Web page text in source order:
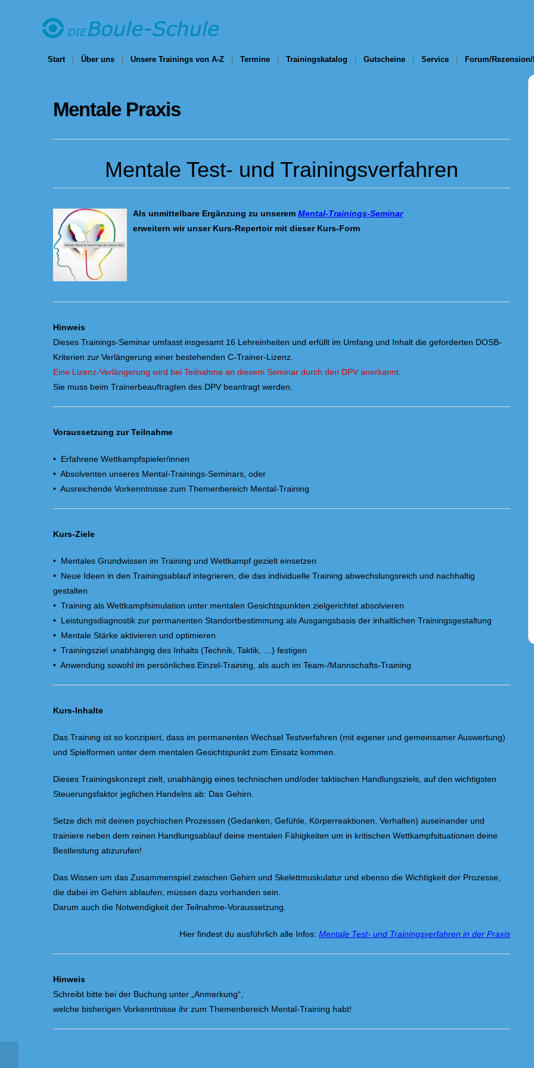
Start Über uns Unsere Trainings von A-Z Termine Trainingskatalog Gutscheine Service Forum/
Mentale Praxis
Mentale Test- und Trainingsverfahren
Als unmittelbare Ergänzung zu unserem Mental-Trainings-Seminar
erweitern wir unser Kurs-Repertoir mit dieser Kurs-Form
Hinweis
Dieses Trainings-Seminar umfasst insgesamt 16 Lehreinheiten und erfüllt im Umfang und Inhalt die geforderten DOSB-
Kriterien zur Verlängerung einer bestehenden C-Trainer-Lizenz.
Eine Lizenz-Verlängerung wird bei Teilnahme an diesem Seminar durch den DPV anerkannt.
Sie muss beim Trainerbeauftragten des DPV beantragt werden.
Voraussetzung zur Teilnahme
• Erfahrene Wettkampfspieler/innen
• Absolventen unseres Mental-Trainings-Seminars, oder
• Ausreichende Vorkenntnisse zum Themenbereich Mental-Training
Kurs-Ziele
• Mentales Grundwissen im Training und Wettkampf gezielt einsetzen
• Neue Ideen in den Trainingsablauf integrieren, die das individuelle Training abwechslungsreich und nachhaltig
gestalten
• Training als Wettkampfsimulation unter mentalen Gesichtspunkten zielgerichtet absolvieren
• Leistungsdiagnostik zur permanenten Standortbestimmung als Ausgangsbasis der inhaltlichen Trainingsgestaltung
• Mentale Stärke aktivieren und optimieren
• Trainingsziel unabhängig des Inhalts (Technik, Taktik, …) festigen
• Anwendung sowohl im persönliches Einzel-Training, als auch im Team-/Mannschafts-Training
Kurs-Inhalte
Das Training ist so konzipiert, dass im permanenten Wechsel Testverfahren (mit eigener und gemeinsamer Auswertung)
und Spielformen unter dem mentalen Gesichtspunkt zum Einsatz kommen.
Dieses Trainingskonzept zielt, unabhängig eines technischen und/oder taktischen Handlungsziels, auf den wichtigsten
Steuerungsfaktor jeglichen Handelns ab: Das Gehirn.
Setze dich mit deinen psychischen Prozessen (Gedanken, Gefühle, Körperreaktionen, Verhalten) auseinander und
trainiere neben dem reinen Handlungsablauf deine mentalen Fähigkeiten um in kritischen Wettkampfsituationen deine
Bestleistung abzurufen!
Das Wissen um das Zusammenspiel zwischen Gehirn und Skelettmuskulatur und ebenso die Wichtigkeit der Prozesse,
die dabei im Gehirn ablaufen, müssen dazu vorhanden sein.
Darum auch die Notwendigkeit der Teilnahme-Voraussetzung.
Hier findest du ausführlich alle Infos:Mentale Test- und Trainingsverfahren in der Praxis
Hinweis
Schreibt bitte bei der Buchung unter „Anmerkung“,
welche bisherigen Vorkenntnisse ihr zum Themenbereich Mental-Training habt!